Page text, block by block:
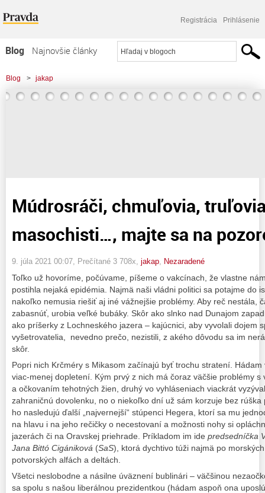
Registrácia Prihlásenie
Blog
Najnovšie články
Najčítanejšie články
Najkomentovanejšie články
Blog > jakap
> Múdrosráči, chmuľovia, truľovia, krikľúni, masochisti..., majte sa na pozore!
Múdrosráči, chmuľovia,
masochisti…, majte sa na
9. júla 2021 00:07 , Prečítané 3 708x, jakap Nezaradené
Toľko už hovoríme, počúvame, píšeme o vakcínach, že vlastne
postihla nejaká epidémia. Najmä naši vládni politici sa potajme do
nakoľko nemusia riešiť aj iné vážnejšie problémy. Aby reč nestála,
zabasnúť, urobia veľké bubáky. Skôr ako slnko nad Dunajom
ako príšerky z Lochneského jazera – kajúcnici, aby vyvolali dojem
vyšetrovatelia, nevedno prečo, nezistili, z akého dôvodu sa im
skôr.
Popri nich Krčméry s Mikasom začínajú byť trochu stratení.
viac-menej dopletení. Kým prvý z nich má čoraz väčšie problémy s
a očkovaním tehotných žien, druhý vo vyhláseniach viackrát
zahraničnú dovolenku, no o niekoľko dní už sám korzuje bez
ho nasledujú ďalší „najvernejší“ stúpenci Hegera, ktorí sa mu
na hlavu i na jeho rečičky o necestovaní a možnosti nohy si
jazerách či na Oravskej priehrade. Príkladom im ide predsedníčka
Jana Bittó Cigániková (SaS), ktorá dychtivo túži najmä po
potvorských alfách a deltách.
Všetci neslobodne a násilne úväznení bublinári – väčšinou
sa spolu s našou liberálnou prezidentkou (hádam aspoň ona